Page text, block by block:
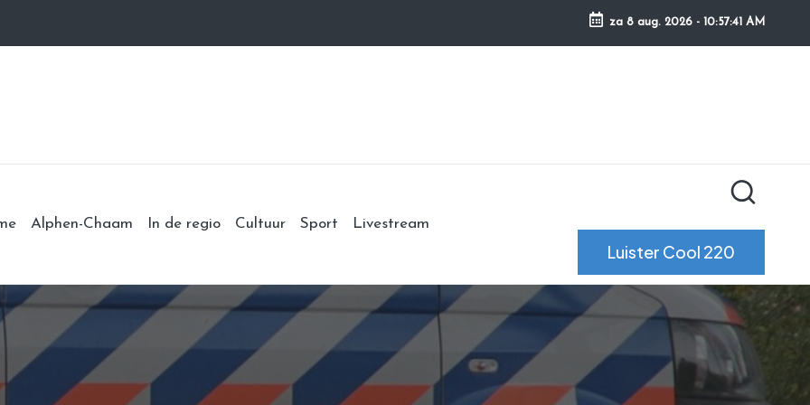
za 8 aug. 2026 - 10:57:41 AM
Alphen-Chaam In de regio Cultuur Sport Livestream
Luister Cool 220